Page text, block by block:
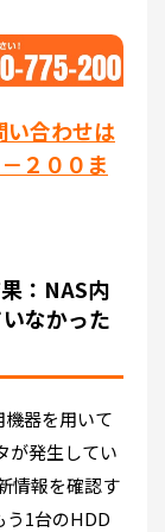
い合わせは
２００ま
：NAS内
なかった
器を用いて
が発生してい
情報を確認す
う1台のHDD